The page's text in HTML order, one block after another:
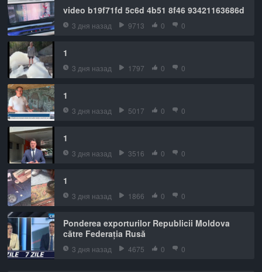
video b19f71fd 5c6d 4b51 8f46 93421163686d
3 дня назад 9713 0 0
1
3 дня назад 1797 0 0
1
3 дня назад 5017 0 0
1
3 дня назад 3516 0 0
1
3 дня назад 1866 0 0
Ponderea exporturilor Republicii Moldova
către Federația Rusă
3 дня назад 4675 0 0